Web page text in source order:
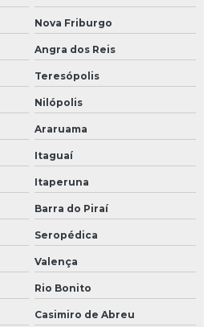
Nova Friburgo
Angra dos Reis
Teresópolis
Nilópolis
Araruama
Itaguaí
Itaperuna
Barra do Piraí
Seropédica
Valença
Rio Bonito
Casimiro de Abreu